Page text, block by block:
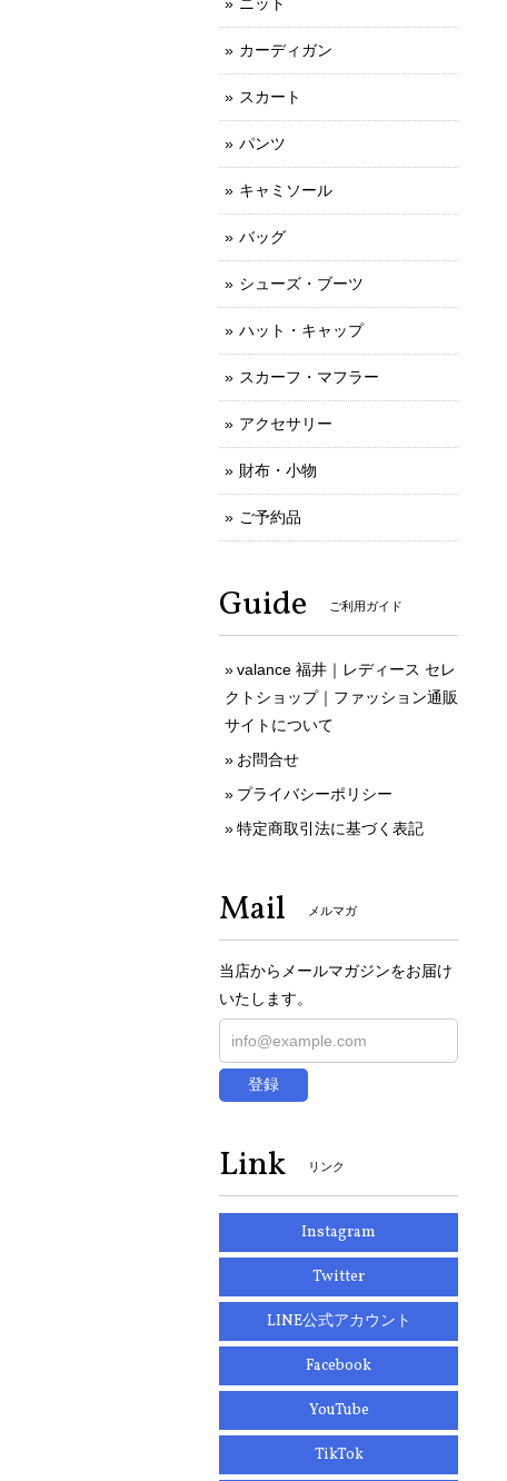
カーディガン
スカート
パンツ
キャミソール
バッグ
シューズ・ブーツ
ハット・キャップ
スカーフ・マフラー
アクセサリー
財布・小物
ご予約品
Guide ご利用ガイド
valance 福井｜レディース セレ
クトショップ｜ファッション通販
サイトについて
お問合せ
プライバシーポリシー
特定商取引法に基づく表記
Mail メルマガ
当店からメールマガジンをお届け
いたします。
登録
Link リンク
Instagram
Twitter
LINE公式アカウント
Facebook
YouTube
TikTok